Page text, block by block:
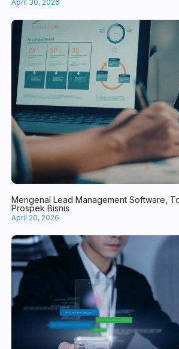
10+ Jenis-Jenis Digital Marketing, Wajib
April 30, 2026
Mengenal Lead Management Software,